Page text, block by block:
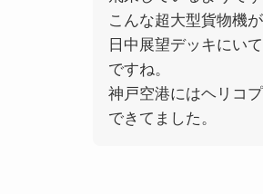
こんな超大型貨物機
日中展望デッキにい
ですね。
神戸空港にはヘリコ
できてました。